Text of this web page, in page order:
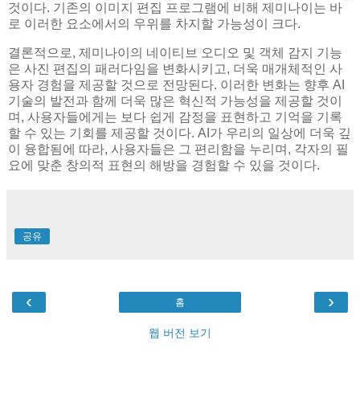
것이다. 기존의 이미지 편집 프로그램에 비해 제미나이는 바
로 이러한 요소에서의 우위를 차지할 가능성이 크다.
결론적으로, 제미나이의 네이티브 오디오 및 객체 감지 기능
은 사진 편집의 패러다임을 변화시키고, 더욱 매개체적인 사
용자 경험을 제공할 것으로 전망된다. 이러한 변화는 향후 AI
기술의 발전과 함께 더욱 많은 혁신적 가능성을 제공할 것이
며, 사용자들에게는 보다 쉽게 감정을 표현하고 기억을 기록
할 수 있는 기회를 제공할 것이다. AI가 우리의 일상에 더욱 깊
이 융합됨에 따라, 사용자들은 그 편리함을 누리며, 각자의 필
요에 맞춘 창의적 표현의 해방을 경험할 수 있을 것이다.
공유
‹ ›
홈
웹 버전 보기